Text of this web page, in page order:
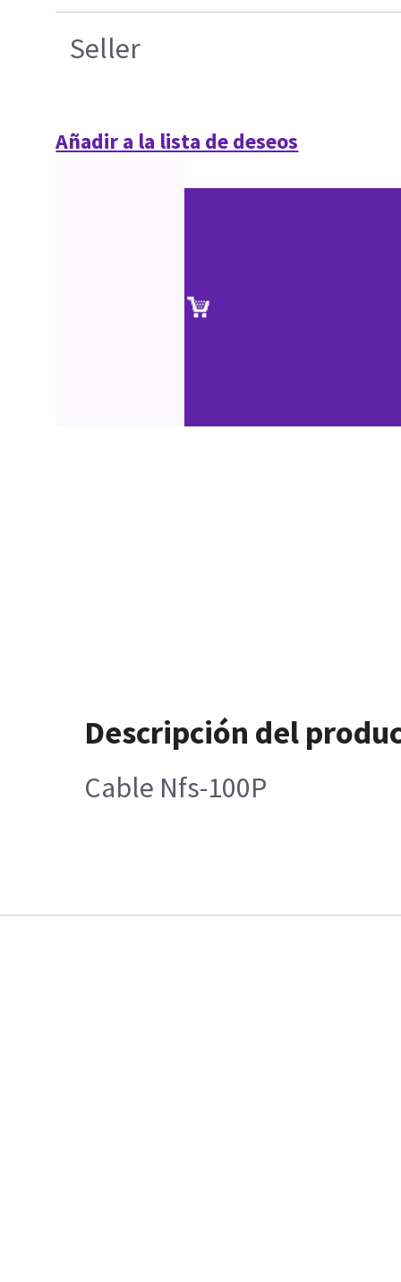
Seller
Añadir a la lista de deseos
Descripción del
Cable Nfs-100P